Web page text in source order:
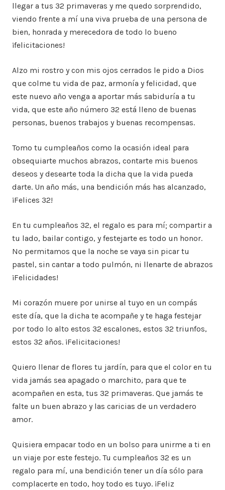
llegar a tus 32 primaveras y me quedo sorprendido,
viendo frente a mí una viva prueba de una persona de
bien, honrada y merecedora de todo lo bueno
¡felicitaciones!
Alzo mi rostro y con mis ojos cerrados le pido a Dios
que colme tu vida de paz, armonía y felicidad, que
este nuevo año venga a aportar más sabiduría a tu
vida, que este año número 32 está lleno de buenas
personas, buenos trabajos y buenas recompensas.
Tomo tu cumpleaños como la ocasión ideal para
obsequiarte muchos abrazos, contarte mis buenos
deseos y desearte toda la dicha que la vida pueda
darte. Un año más, una bendición más has alcanzado,
¡Felices 32!
En tu cumpleaños 32, el regalo es para mí; compartir a
tu lado, bailar contigo, y festejarte es todo un honor.
No permitamos que la noche se vaya sin picar tu
pastel, sin cantar a todo pulmón, ni llenarte de abrazos
¡Felicidades!
Mi corazón muere por unirse al tuyo en un compás
este día, que la dicha te acompañe y te haga festejar
por todo lo alto estos 32 escalones, estos 32 triunfos,
estos 32 años. ¡Felicitaciones!
Quiero llenar de flores tu jardín, para que el color en tu
vida jamás sea apagado o marchito, para que te
acompañen en esta, tus 32 primaveras. Que jamás te
falte un buen abrazo y las caricias de un verdadero
amor.
Quisiera empacar todo en un bolso para unirme a ti en
un viaje por este festejo. Tu cumpleaños 32 es un
regalo para mí, una bendición tener un día sólo para
complacerte en todo, hoy todo es tuyo. ¡Feliz